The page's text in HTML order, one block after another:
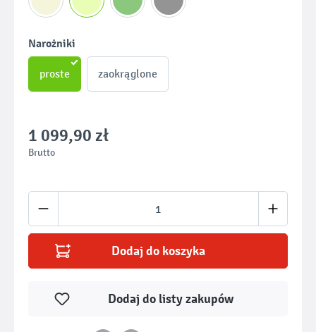
Wybierz
Narożniki
proste zaokrąglone
1 099,90 zł
Brutto
Ilość produktu: Wprowadź żądaną ilość
Dodaj do koszyka
Dodaj do listy zakupów